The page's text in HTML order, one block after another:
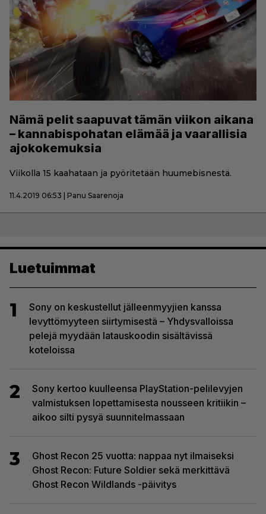
Nämä pelit saapuvat tämän viikon aikana
– kannabispohatan elämää ja vaarallisia
ajokokemuksia
Viikolla 15 kaahataan ja pyöritetään huumebisnestä.
11.4.2019 06:53 | Panu Saarenoja
Luetuimmat
1
Sony on keskustellut jälleenmyyjien kanssa
levyttömyyteen siirtymisestä – Yhdysvalloissa
pelejä myydään latauskoodin sisältävissä
koteloissa
2
Sony kertoo kuulleensa PlayStation-pelilevyjen
valmistuksen lopettamisesta nousseen kritiikin –
aikoo silti pysyä suunnitelmassaan
3
Ghost Recon 25 vuotta: nappaa nyt ilmaiseksi
Ghost Recon: Future Soldier sekä merkittävä
Ghost Recon Wildlands -päivitys